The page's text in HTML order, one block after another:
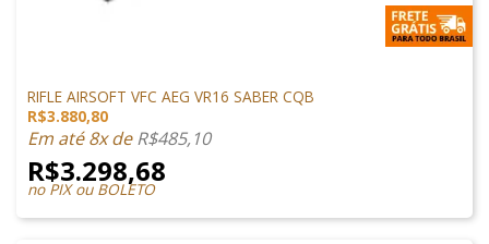
RIFLE AIRSOFT VFC AEG VR16 SABER CQB
R$3.880,80
Em até 8x deR$485,10
R$3.298,68
no PIX ou BOLETO